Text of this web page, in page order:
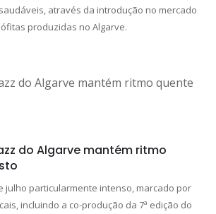
através da introdução no mercado
produzidas no Algarve.
do Algarve mantém ritmo
julho particularmente intenso, marcado por
incluindo a co-produção da 7ª edição do